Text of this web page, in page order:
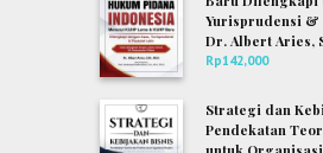
Yurisprudensi &
Dr. Albert Aries,
Rp142,000
Strategi dan
Pendekatan